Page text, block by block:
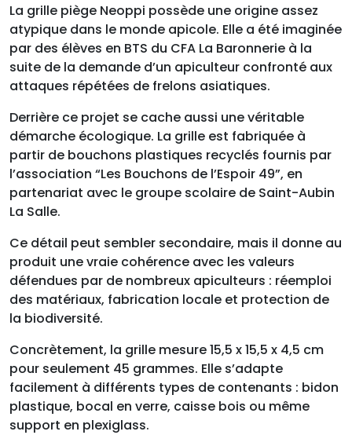
La grille piège Neoppi possède une origine assez
atypique dans le monde apicole. Elle a été imaginée
par des élèves en BTS du CFA La Baronnerie à la
suite de la demande d’un apiculteur confronté aux
attaques répétées de frelons asiatiques.
Derrière ce projet se cache aussi une véritable
démarche écologique. La grille est fabriquée à
partir de bouchons plastiques recyclés fournis par
l’association “Les Bouchons de l’Espoir 49”, en
partenariat avec le groupe scolaire de Saint-Aubin
La Salle.
Ce détail peut sembler secondaire, mais il donne au
produit une vraie cohérence avec les valeurs
défendues par de nombreux apiculteurs : réemploi
des matériaux, fabrication locale et protection de
la biodiversité.
Concrètement, la grille mesure 15,5 x 15,5 x 4,5 cm
pour seulement 45 grammes. Elle s’adapte
facilement à différents types de contenants : bidon
plastique, bocal en verre, caisse bois ou même
support en plexiglass.